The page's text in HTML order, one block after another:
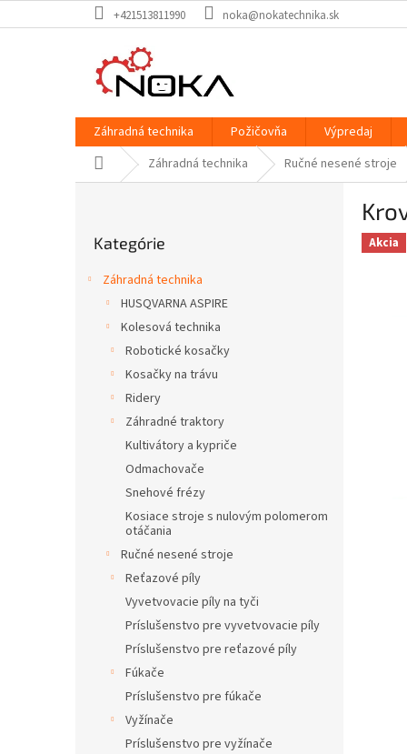
na
+421513811990 noka@nokatechnika.sk
Záhradná technika Požičovňa Výpredaj
Domov Záhradná technika Ručné nesené stroje
kategórie
Kategórie
Záhradná technika
HUSQVARNA ASPIRE
Kolesová technika
Robotické kosačky
Kosačky na trávu
Ridery
Záhradné traktory
Kultivátory a kypriče
Odmachovače
Snehové frézy
Kosiace stroje s nulovým polomerom
otáčania
Ručné nesené stroje
Reťazové píly
Vyvetvovacie píly na tyči
Príslušenstvo pre vyvetvovacie píly
Príslušenstvo pre reťazové píly
Fúkače
Príslušenstvo pre fúkače
Vyžínače
Príslušenstvo pre vyžínače
Akcia